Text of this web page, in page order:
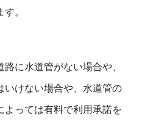
。
に水道管がない場合や、
いけない場合や、水道管の
よっては有料で利用承諾を